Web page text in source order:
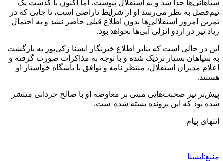
سپاهانی‌ها جدا شد و به استقلال پیوست، اما اکنون با گذشت یک
نیم‌فصل به نظر می‌رسد او از شرایط ناراضی است، تا جایی که در
تمرین امروز استقلالی‌ها بدون اطلاع قبلی حاضر نشد و به احتمال
زیاد نیز در اردو انزلی آبی‌ها نخواهد بود.
این در حالی است که بنابر اطلاع خبرنگار ایسنا زکی‌پور به بازگشت
به سپاهان بسیار نزدیک شده و با توجه به مذاکرات صورت گرفته و
اعلام مدیران استقلال، منتظر نامه و توافق با باشگاه خواستار او
هستند.
پیش‌تر نیز صحبت‌هایی مبنی بر معاوضه او با صالح حردانی منتشر
شده بود که این پرونده بسته شده است.
انتهای پیام
منبع:ایسنا